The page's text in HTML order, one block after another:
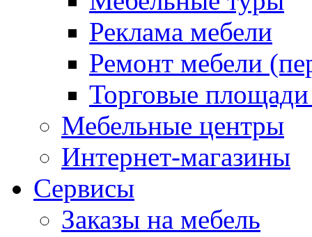
Реклама мебели
Ремонт мебели
Торговые
Мебельные центры
Интернет-магазины
Сервисы
Заказы на мебель